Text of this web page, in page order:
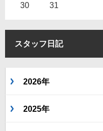
30 31
スタッフ日記
2026年
2025年